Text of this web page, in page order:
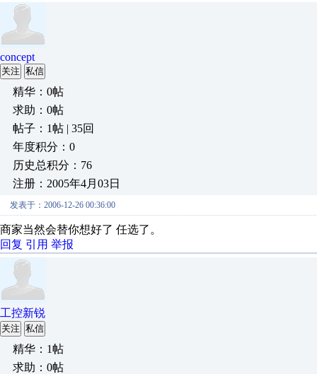
concept
关注 私信
精华：0帖
求助：0帖
帖子：1帖 | 35回
年度积分：0
历史总积分：76
注册：2005年4月03日
发表于：2006-12-26 00:36:00
商家当然会替你想好了 任选了。
回复 引用 举报
工控新锐
关注 私信
精华：1帖
求助：0帖